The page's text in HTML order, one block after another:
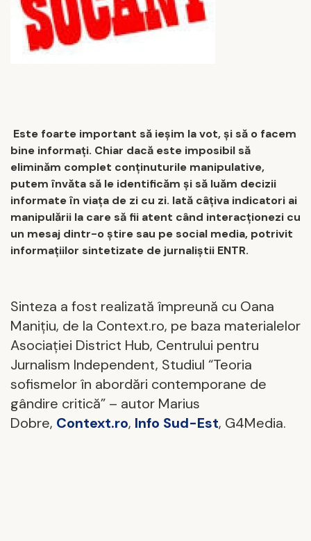
Este foarte important să ieșim la vot, și să o facem
bine informați. Chiar dacă este imposibil să
eliminăm complet conținuturile manipulative,
putem învăta să le identificăm și să luăm decizii
informate în viața de zi cu zi. Iată câțiva indicatori ai
manipulării la care să fii atent când interacționezi cu
un mesaj dintr-o știre sau pe social media, potrivit
informațiilor sintetizate de jurnaliștii ENTR.
Sinteza a fost realizată împreună cu Oana
Manițiu, de la Context.ro, pe baza materialelor
Asociației District Hub, Centrului pentru
Jurnalism Independent, Studiul “Teoria
sofismelor în abordări contemporane de
gândire critică” – autor Marius
Dobre, Context.ro, Info Sud-Est, G4Media.